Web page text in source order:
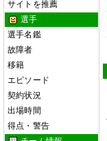
サイトを推薦
選手
選手名鑑
故障者
移籍
エピソード
契約状況
出場時間
得点・警告